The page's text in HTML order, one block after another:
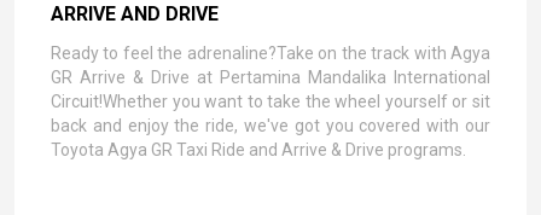
ARRIVE AND DRIVE
Ready to feel the adrenaline?Take on the track with Agya
GR Arrive & Drive at Pertamina Mandalika International
Circuit!Whether you want to take the wheel yourself or sit
back and enjoy the ride, we've got you covered with our
Toyota Agya GR Taxi Ride and Arrive & Drive programs.